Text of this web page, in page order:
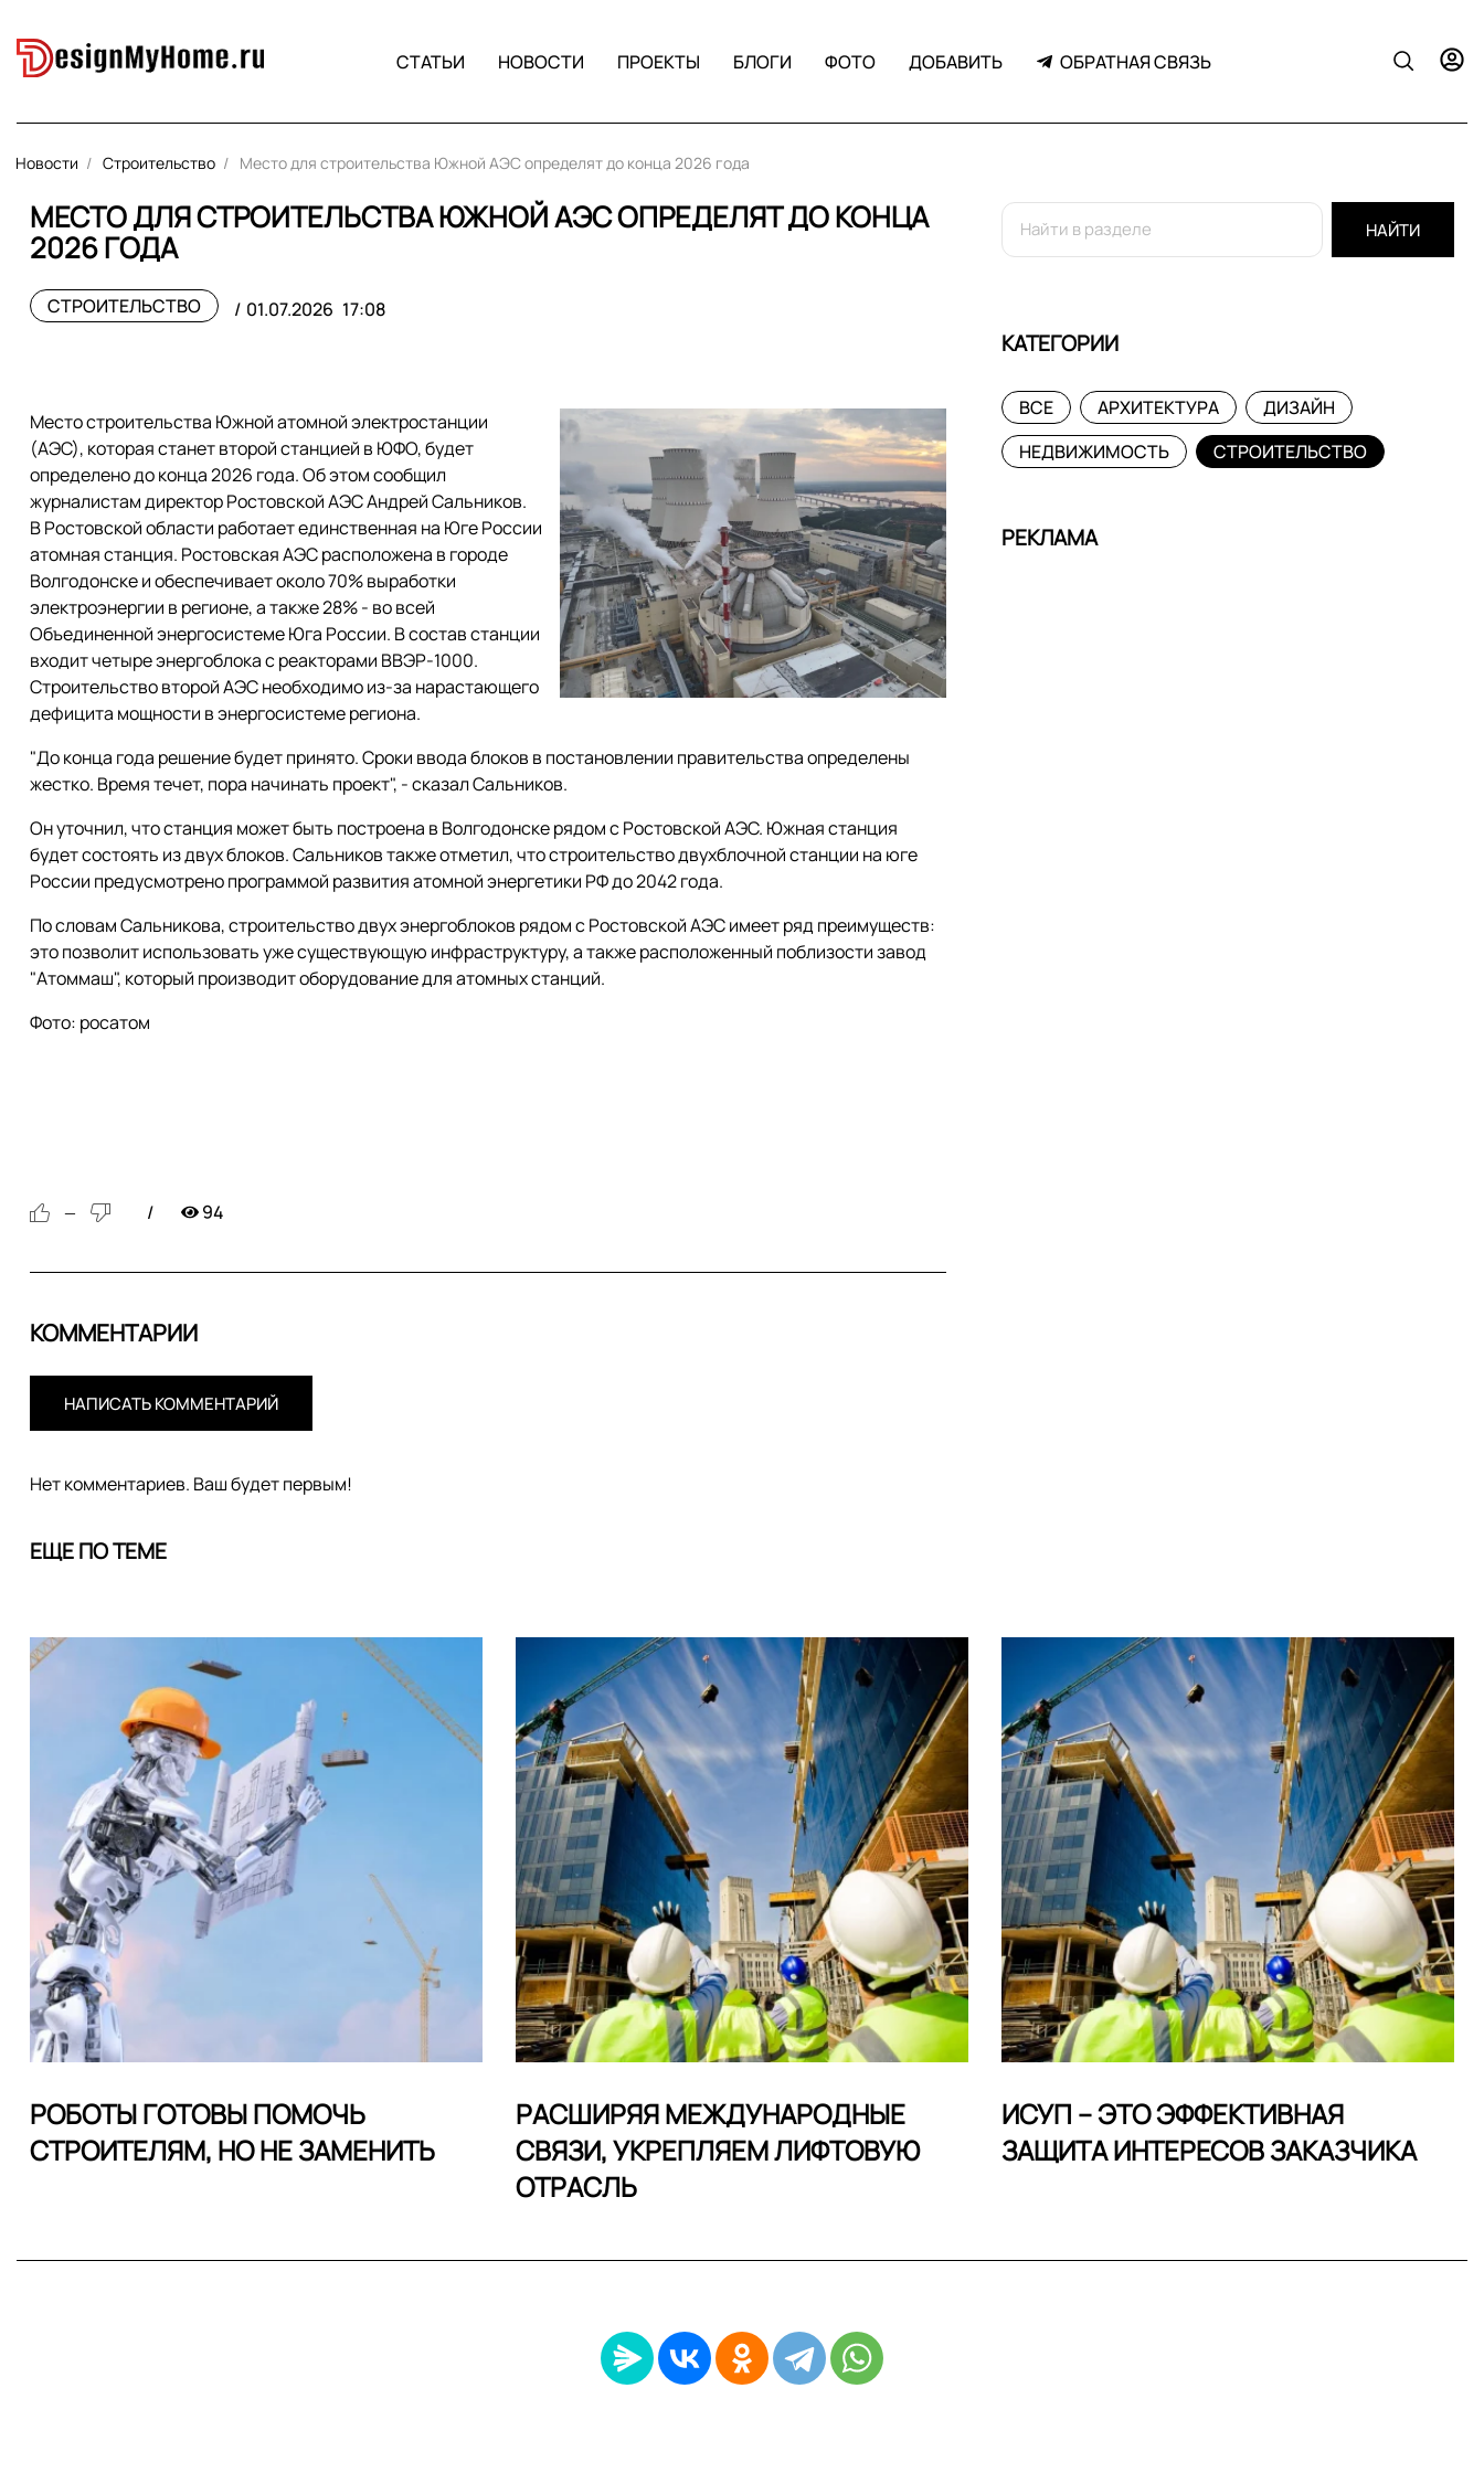
СТАТЬИ НОВОСТИ ПРОЕКТЫ БЛОГИ ФОТО ДОБАВИТЬ ОБРАТНАЯ СВЯЗЬ
Новости Строительство Место для строительства Южной АЭС определят до конца 2026 года
МЕСТО ДЛЯ СТРОИТЕЛЬСТВА ЮЖНОЙ АЭС ОПРЕДЕЛЯТ ДО КОНЦА
2026 ГОДА
СТРОИТЕЛЬСТВО 01.07.2026 17:08
Место строительства Южной атомной электростанции
(АЭС), которая станет второй станцией в ЮФО, будет
определено до конца 2026 года. Об этом сообщил
журналистам директор Ростовской АЭС Андрей Сальников.
В Ростовской области работает единственная на Юге России
атомная станция. Ростовская АЭС расположена в городе
Волгодонске и обеспечивает около 70% выработки
электроэнергии в регионе, а также 28% - во всей
Объединенной энергосистеме Юга России. В состав станции
входит четыре энергоблока с реакторами ВВЭР-1000.
Строительство второй АЭС необходимо из-за нарастающего
дефицита мощности в энергосистеме региона.
"До конца года решение будет принято. Сроки ввода блоков в постановлении правительства определены
жестко. Время течет, пора начинать проект", - сказал Сальников.
Он уточнил, что станция может быть построена в Волгодонске рядом с Ростовской АЭС. Южная станция
будет состоять из двух блоков. Сальников также отметил, что строительство двухблочной станции на юге
России предусмотрено программой развития атомной энергетики РФ до 2042 года.
По словам Сальникова, строительство двух энергоблоков рядом с Ростовской АЭС имеет ряд преимуществ:
это позволит использовать уже существующую инфраструктуру, а также расположенный поблизости завод
"Атоммаш", который производит оборудование для атомных станций.
Фото: росатом
— 94
КОММЕНТАРИИ
НАПИСАТЬ КОММЕНТАРИЙ
Нет комментариев. Ваш будет первым!
НАЙТИ
КАТЕГОРИИ
ВСЕ АРХИТЕКТУРА
ДИЗАЙН
НЕДВИЖИМОСТЬ
СТРОИТЕЛЬСТВО
РЕКЛАМА
ЕЩЕ ПО ТЕМЕ
РОБОТЫ ГОТОВЫ ПОМОЧЬ
СТРОИТЕЛЯМ, НО НЕ ЗАМЕНИТЬ
РАСШИРЯЯ МЕЖДУНАРОДНЫЕ
СВЯЗИ, УКРЕПЛЯЕМ ЛИФТОВУЮ
ОТРАСЛЬ
ИСУП – ЭТО ЭФФЕКТИВНАЯ
ЗАЩИТА ИНТЕРЕСОВ ЗАКАЗЧИКА